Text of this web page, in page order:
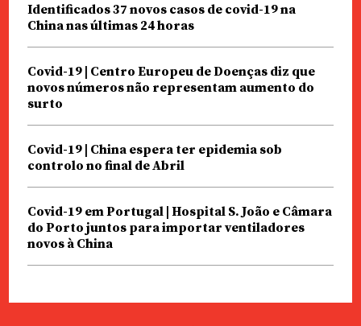
Identificados 37 novos casos de covid-19 na
China nas últimas 24 horas
Covid-19 | Centro Europeu de Doenças diz que
novos números não representam aumento do
surto
Covid-19 | China espera ter epidemia sob
controlo no final de Abril
Covid-19 em Portugal | Hospital S. João e Câmara
do Porto juntos para importar ventiladores
novos à China